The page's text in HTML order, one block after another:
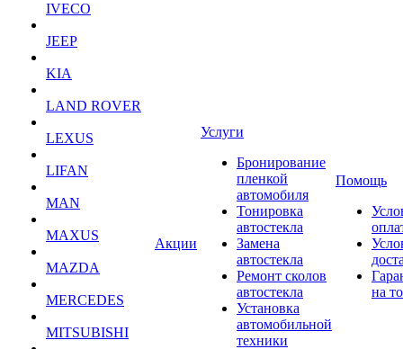
IVECO
JEEP
KIA
LAND ROVER
LEXUS
LIFAN
MAN
MAXUS
MAZDA
MERCEDES
MITSUBISHI
Акции
Услуги
Бронирование
пленкой
автомобиля
Тонировка
автостекла
Замена
автостекла
Ремонт сколов
автостекла
Установка
автомобильной
техники
Помощь
на